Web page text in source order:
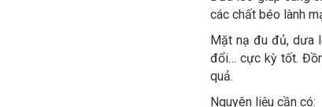
các chất béo lành
Mặt nạ đu đủ, dưa
đổi… cực kỳ tốt.
quả.
Nguyên liệu cần có: